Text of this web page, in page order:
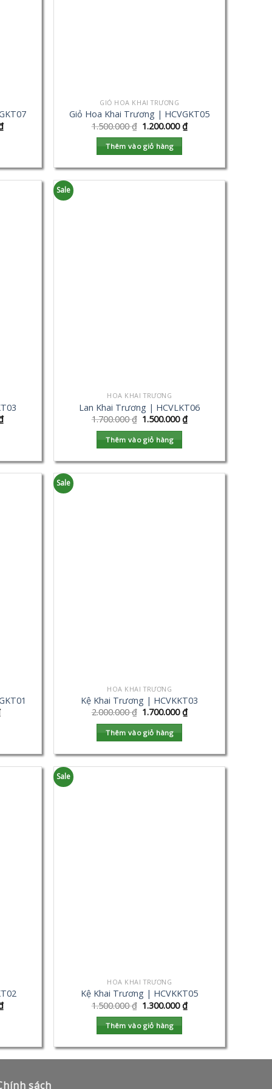
GIỎ HOA KHAI TRƯƠNG
Giỏ Hoa Khai Trương | HCVGKT05
1.500.000₫ 1.200.000₫
Thêm vào giỏ hàng
Sale
HOA KHAI TRƯƠNG
Lan Khai Trương | HCVLKT06
1.700.000₫ 1.500.000₫
Thêm vào giỏ hàng
Sale
HOA KHAI TRƯƠNG
Kệ Khai Trương | HCVKKT03
2.000.000₫ 1.700.000₫
Thêm vào giỏ hàng
Sale
HOA KHAI TRƯƠNG
Kệ Khai Trương | HCVKKT05
1.500.000₫ 1.300.000₫
Thêm vào giỏ hàng
sách